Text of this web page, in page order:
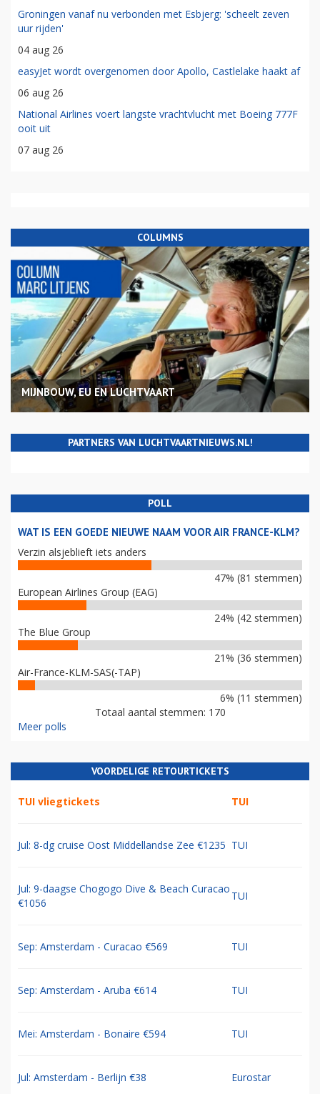
Groningen vanaf nu verbonden met Esbjerg: 'scheelt zeven
uur rijden'
04 aug 26
easyJet wordt overgenomen door Apollo, Castlelake haakt af
06 aug 26
National Airlines voert langste vrachtvlucht met Boeing 777F
ooit uit
07 aug 26
COLUMNS
MIJNBOUW, EU EN LUCHTVAART
PARTNERS VAN LUCHTVAARTNIEUWS.NL!
POLL
WAT IS EEN GOEDE NIEUWE NAAM VOOR AIR FRANCE-KLM?
Verzin alsjeblieft iets anders
47% (81 stemmen)
European Airlines Group (EAG)
24% (42 stemmen)
The Blue Group
21% (36 stemmen)
Air-France-KLM-SAS(-TAP)
6% (11 stemmen)
Totaal aantal stemmen: 170
Meer polls
VOORDELIGE RETOURTICKETS
TUI vliegtickets TUI
Jul: 8-dg cruise Oost Middellandse Zee €1235 TUI
Jul: 9-daagse Chogogo Dive & Beach Curacao
€1056
TUI
Sep: Amsterdam - Curacao €569 TUI
Sep: Amsterdam - Aruba €614 TUI
Mei: Amsterdam - Bonaire €594 TUI
Jul: Amsterdam - Berlijn €38 Eurostar